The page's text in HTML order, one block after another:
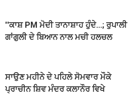
''ਕਾਸ਼ PM ਮੋਦੀ ਤਾਨਾਸ਼ਾਹ ਹੁੰਦੇ...; ਰੁਪਾਲੀ
ਗਾਂਗੁਲੀ ਦੇ ਬਿਆਨ ਨਾਲ ਮਚੀ ਹਲਚਲ
ਸਾਉਣ ਮਹੀਨੇ ਦੇ ਪਹਿਲੇ ਸੋਮਵਾਰ ਮੌਕੇ
ਪ੍ਰਾਚੀਨ ਸ਼ਿਵ ਮੰਦਰ ਕਲਾਨੌਰ ਵਿਖੇ